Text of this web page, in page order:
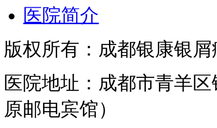
医院简介
版权所有：成都银康银
医院地址：成都市青羊
原邮电宾馆）